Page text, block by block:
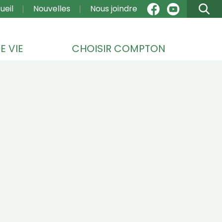
Nouvelles Nous joindre
VIE CHOISIR COMPTON